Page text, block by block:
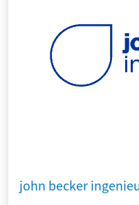
john becker